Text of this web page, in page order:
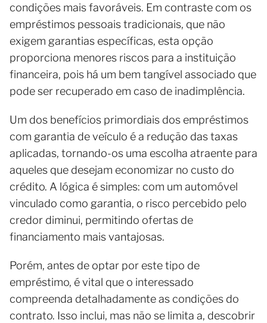
condições mais favoráveis. Em contraste com os
empréstimos pessoais tradicionais, que não
exigem garantias específicas, esta opção
proporciona menores riscos para a instituição
financeira, pois há um bem tangível associado que
pode ser recuperado em caso de inadimplência.
Um dos benefícios primordiais dos empréstimos
com garantia de veículo é a redução das taxas
aplicadas, tornando-os uma escolha atraente para
aqueles que desejam economizar no custo do
crédito. A lógica é simples: com um automóvel
vinculado como garantia, o risco percebido pelo
credor diminui, permitindo ofertas de
financiamento mais vantajosas.
Porém, antes de optar por este tipo de
empréstimo, é vital que o interessado
compreenda detalhadamente as condições do
contrato. Isso inclui, mas não se limita a, descobrir